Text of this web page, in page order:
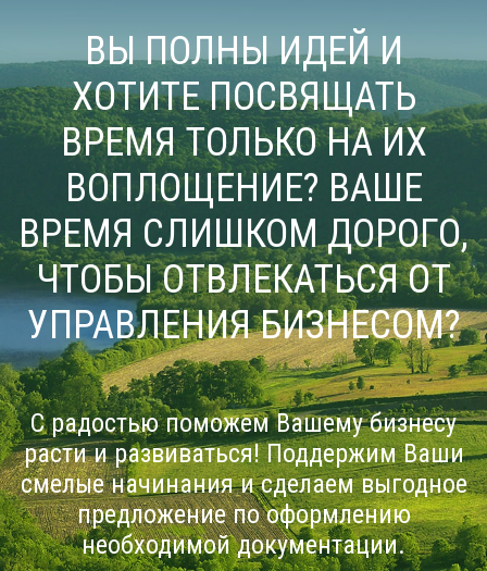
ВЫ ПОЛНЫ ИДЕЙ И
ХОТИТЕ ПОСВЯЩАТЬ
ВРЕМЯ ТОЛЬКО НА ИХ
ВОПЛОЩЕНИЕ? ВАШЕ
ВРЕМЯ СЛИШКОМ ДОРОГО,
ЧТОБЫ ОТВЛЕКАТЬСЯ ОТ
УПРАВЛЕНИЯ БИЗНЕСОМ?
С радостью поможем Вашему бизнесу
расти и развиваться! Поддержим Ваши
смелые начинания и сделаем выгодное
предложение по оформлению
необходимой документации.